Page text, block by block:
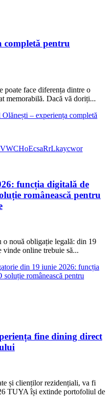
completă pentru
poate face diferența dintre o
memorabilă. Dacă vă doriți...
– experiența completă
funcția digitală de
românească pentru
nouă obligație legală: din 19
vinde online trebuie să...
din 19 iunie 2026: funcția
românească pentru
fine dining direct
și clienților rezidențiali, va fi
TUYA își extinde portofoliul de